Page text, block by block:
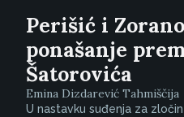
Perišić i
ponašanje
Šatorovića
Emina Dizdarević Tahmiščija
U nastavku suđenja za